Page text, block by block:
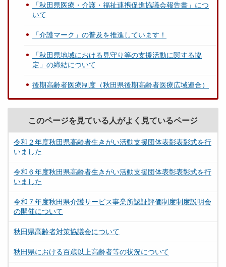
「秋田県医療・介護・福祉連携促進協議会報告書」につ
いて
「介護マーク」の普及を推進しています！
「秋田県地域における見守り等の支援活動に関する協
定」の締結について
後期高齢者医療制度（秋田県後期高齢者医療広域連合）
このページを見ている人がよく見ているページ
令和２年度秋田県高齢者生きがい活動支援団体表彰表彰式を行
いました
令和６年度秋田県高齢者生きがい活動支援団体表彰表彰式を行
いました
令和７年度秋田県介護サービス事業所認証評価制度制度説明会
の開催について
秋田県高齢者対策協議会について
秋田県における百歳以上高齢者等の状況について